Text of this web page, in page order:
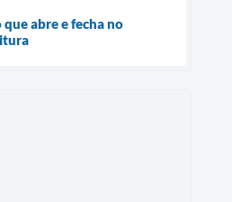
abre e fecha no